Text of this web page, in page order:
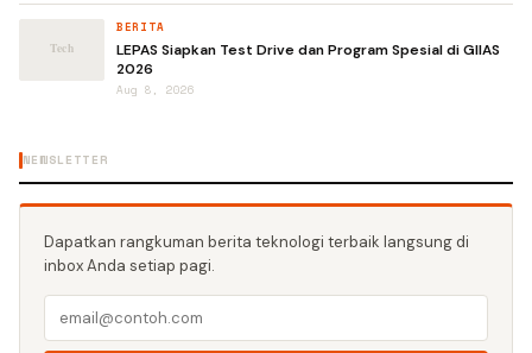
BERITA
LEPAS Siapkan Test Drive dan Program Spesial di GIIAS
2026
Aug 8, 2026
NEWSLETTER
Dapatkan rangkuman berita teknologi terbaik langsung di
inbox Anda setiap pagi.